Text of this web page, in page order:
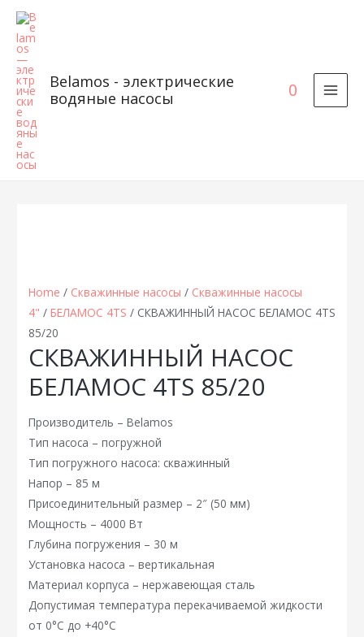
Belamos - электрические
водяные насосы
0
Home / Скважинные насосы / Скважинные насосы
4" / БЕЛАМОС 4TS / СКВАЖИННЫЙ НАСОС БЕЛАМОС 4TS
85/20
СКВАЖИННЫЙ НАСОС
БЕЛАМОС 4TS 85/20
Производитель – Belamos
Тип насоса – погружной
Тип погружного насоса: скважинный
Напор – 85 м
Присоединительный размер – 2″ (50 мм)
Мощность – 4000 Вт
Глубина погружения – 30 м
Установка насоса – вертикальная
Материал корпуса – нержавеющая сталь
Допустимая температура перекачиваемой жидкости
от 0°C до +40°C